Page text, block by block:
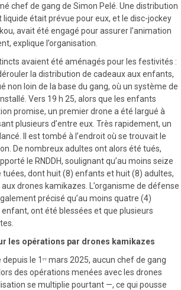
chef de gang de Simon Pelé. Une distribution
liquide était prévue pour eux, et le disc-jockey
avait été engagé pour assurer l’animation
explique l’organisation.
avaient été aménagés pour les festivités :
la distribution de cadeaux aux enfants,
non loin de la base du gang, où un système de
Vers 19 h 25, alors que les enfants
promise, un premier drone a été largué à
plusieurs d’entre eux. Très rapidement, un
Il est tombé à l’endroit où se trouvait le
De nombreux adultes ont alors été tués,
le RNDDH, soulignant qu’au moins seize
dont huit (8) enfants et huit (8) adultes,
drones kamikazes. L’organisme de défense
précisé qu’au moins quatre (4)
ont été blessées et que plusieurs
les opérations par drones kamikazes
depuis le 1ᵉʳ mars 2025, aucun chef de gang
des opérations menées avec les drones
se multiplie pourtant —, ce qui pousse